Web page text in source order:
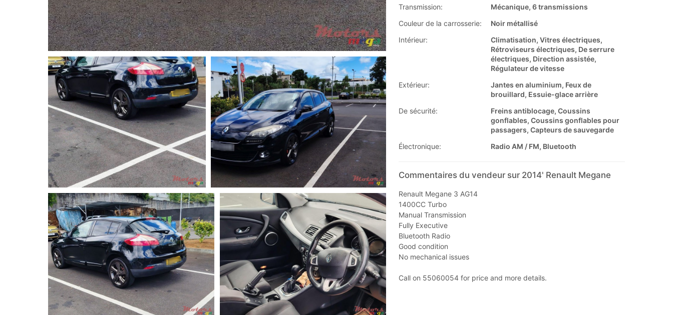
Transmission:
Mécanique, 6 transmissions
Couleur de la carrosserie:
Noir métallisé
Intérieur:
Climatisation, Vitres électriques,
Rétroviseurs électriques, De serrure
électriques, Direction assistée,
Régulateur de vitesse
Extérieur:
Jantes en aluminium, Feux de
brouillard, Essuie-glace arrière
De sécurité:
Freins antiblocage, Coussins
gonflables, Coussins gonflables pour
passagers, Capteurs de sauvegarde
Électronique:
Radio AM / FM, Bluetooth
Commentaires du vendeur sur 2014' Renault Megane
Renault Megane 3 AG14
1400CC Turbo
Manual Transmission
Fully Executive
Bluetooth Radio
Good condition
No mechanical issues
Call on 55060054 for price and more details.